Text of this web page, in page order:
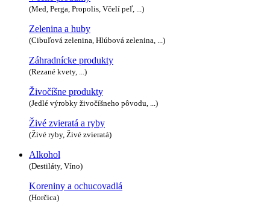
(Med, Perga, Propolis, Včelí peľ, ...)
Zelenina a huby
(Cibuľová zelenina, Hlúbová zelenina, ...)
Záhradnícke produkty
(Rezané kvety, ...)
Živočíšne produkty
(Jedlé výrobky živočíšneho pôvodu, ...)
Živé zvieratá a ryby
(Živé ryby, Živé zvieratá)
Alkohol
(Destiláty, Víno)
Koreniny a ochucovadlá
(Horčica)